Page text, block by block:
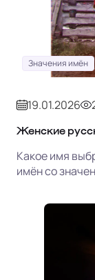
Значения имён
19.01.2026
Женские
Какое имя
имён со